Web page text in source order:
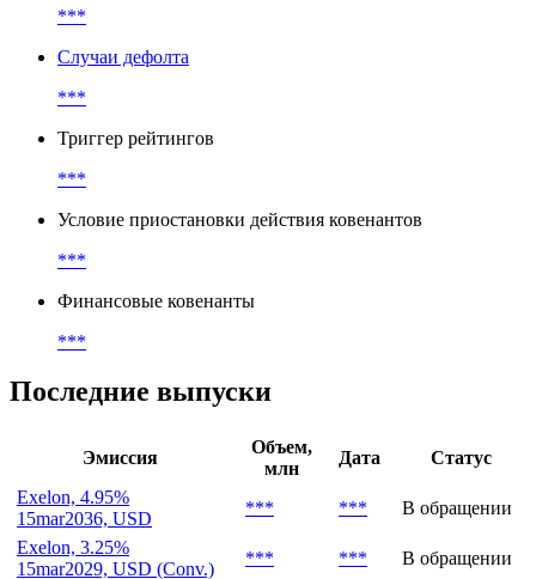
***
Случаи дефолта
***
Триггер рейтингов
***
Условие приостановки действия ковенантов
***
Финансовые ковенанты
***
Последние выпуски
Эмиссия
Объем,
млн
Дата
Статус
Exelon, 4.95%
15mar2036, USD
*** ***
В обращении
Exelon, 3.25%
15mar2029, USD (Conv.)
*** ***
В обращении